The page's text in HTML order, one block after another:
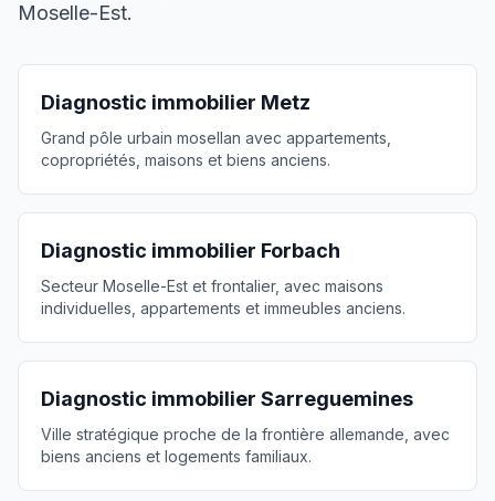
Moselle-Est.
Diagnostic immobilier Metz
Grand pôle urbain mosellan avec appartements,
copropriétés, maisons et biens anciens.
Diagnostic immobilier Forbach
Secteur Moselle-Est et frontalier, avec maisons
individuelles, appartements et immeubles anciens.
Diagnostic immobilier Sarreguemines
Ville stratégique proche de la frontière allemande, avec
biens anciens et logements familiaux.